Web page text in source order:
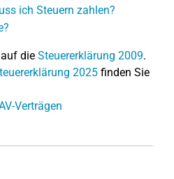
ich Steuern zahlen?
die Steuererklärung 2009.
2025 finden Sie
Verträgen